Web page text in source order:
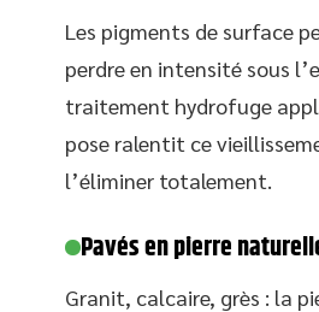
Les pigments de surface
perdre en intensité sous
traitement hydrofuge
pose ralentit ce
l’éliminer totalement.
Pavés en pierre
Granit, calcaire, grès : la